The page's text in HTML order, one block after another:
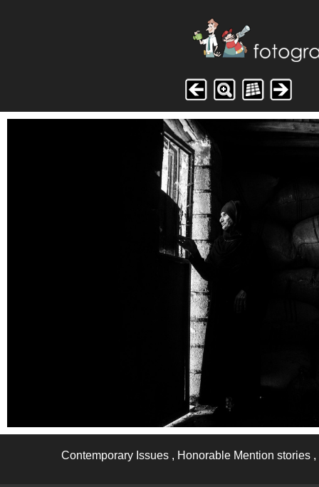
Contemporary Issues , Honorable Mention stories